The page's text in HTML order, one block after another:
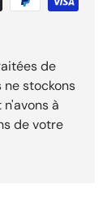
Progripde
ne stockons
à
de votre